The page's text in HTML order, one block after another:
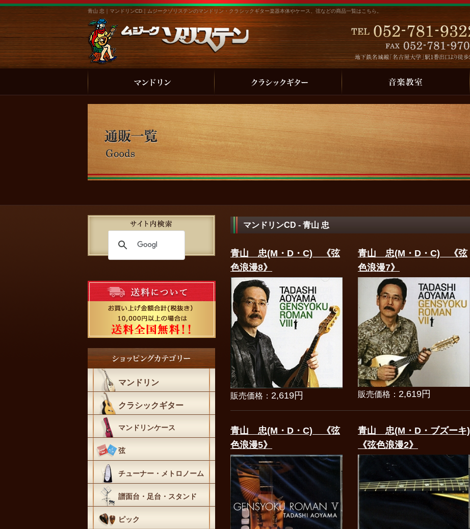
青山 忠｜マンドリンCD｜ムジークゾリステンのマンドリン・クラシックギター楽器本体やケース、弦などの商品一覧はこちら。
マンドリンCD - 青山 忠
青山 忠(M・D・C) 《弦
色浪漫8》
販売価格： 2,619円
青山 忠(M・D・C) 《弦
色浪漫7》
販売価格： 2,619円
青山 忠(M・D・C) 《弦
色浪漫5》
青山 忠(M・D・ブズーキ)
《弦色浪漫2》
マンドリン
クラシックギター
マンドリンケース
弦
チューナー・メトロノーム
譜面台・足台・スタンド
ピック